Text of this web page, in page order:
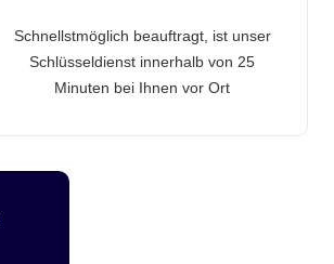
Schnellstmöglich beauftragt, ist unser
Schlüsseldienst innerhalb von 25
Minuten bei Ihnen vor Ort